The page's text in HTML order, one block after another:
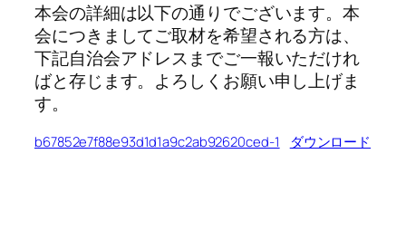
本会の詳細は以下の通りでございます。本
会につきましてご取材を希望される方は、
下記自治会アドレスまでご一報いただけれ
ばと存じます。よろしくお願い申し上げま
す。
b67852e7f88e93d1d1a9c2ab92620ced-1 ダウンロード